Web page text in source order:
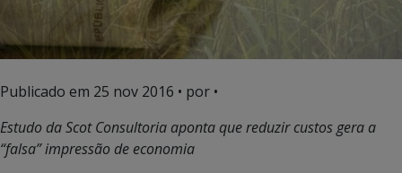
Publicado em 25 nov 2016 • por •
Estudo da Scot Consultoria aponta que reduzir custos gera a
“falsa” impressão de economia